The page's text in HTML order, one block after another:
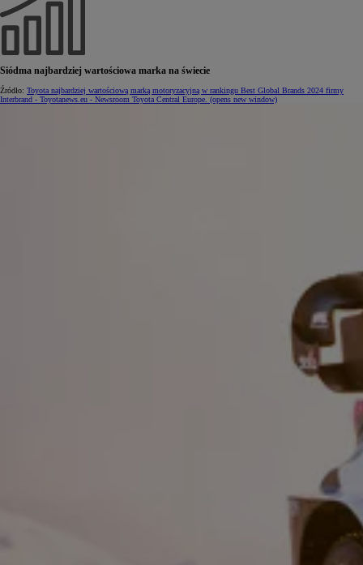
Siódma najbardziej wartościowa marka na świecie
Źródło: Toyota najbardziej wartościową marką motoryzacyjną w rankingu Best Global Brands 2024 firmy
Interbrand - Toyotanews.eu - Newsroom Toyota Central Europe. (opens new window)